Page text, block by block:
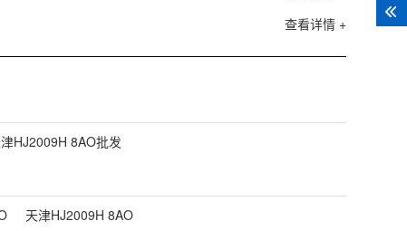
查看详情 +
HJ2009H 8AO批发
天津HJ2009H 8AO